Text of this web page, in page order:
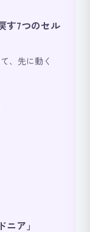
す7つのセル
、先に動く
ア」